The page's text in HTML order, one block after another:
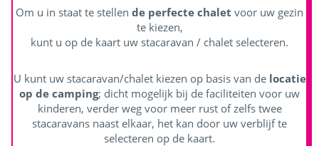
Om u in staat te stellen de perfecte chalet voor uw gezin
te kiezen,
kunt u op de kaart uw stacaravan / chalet selecteren.
U kunt uw stacaravan/chalet kiezen op basis van delocatie
op de camping; dicht mogelijk bij de faciliteiten voor uw
kinderen, verder weg voor meer rust of zelfs twee
stacaravans naast elkaar, het kan door uw verblijf te
selecteren op de kaart.